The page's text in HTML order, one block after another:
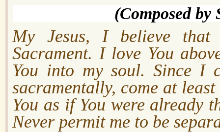
(Composed
My Jesus, I believe that
Sacrament. I love You
You into my soul. Since I
sacramentally, come at
You as if You were already
Never permit me to be